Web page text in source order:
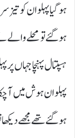
ہو گیا پہلوان کو
ہو گئے تو محلے والے
ہسپتال پہنچا جہاں
پہلوان ہوش میں
ہو گئے تھے مجھے